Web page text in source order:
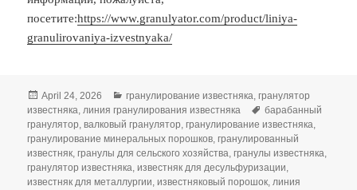
посетите:https://www.granulyator.com/product/liniya-
granulirovaniya-izvestnyaka/
Posted
on
April 24, 2026 Categories
гранулирование известняка,гранулятор
известняка,линия гранулирования известняка Tags
барабанный
гранулятор,валковый гранулятор,гранулирование известняка,
гранулирование минеральных порошков,гранулированный
известняк,гранулы для сельского хозяйства,гранулы известняка,
гранулятор известняка,известняк для десульфуризации,
известняк для металлургии,известняковый порошок,линия